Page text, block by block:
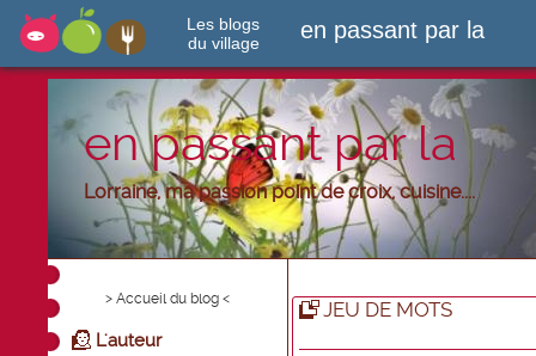
Les blogs
du village
en passant par la
en passant par la
Lorraine, ma passion point de croix, cuisine....
> Accueil du blog <
L'auteur
JEU DE MOTS